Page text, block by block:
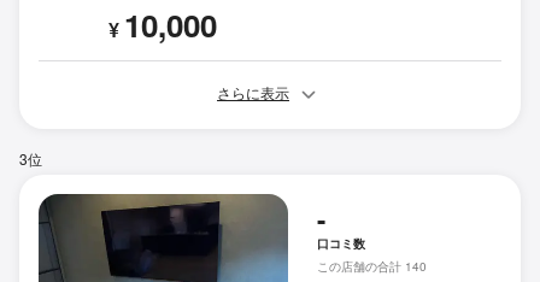
¥ 10,000
さらに表示
3位
-
口コミ数
この店舗の合計 140